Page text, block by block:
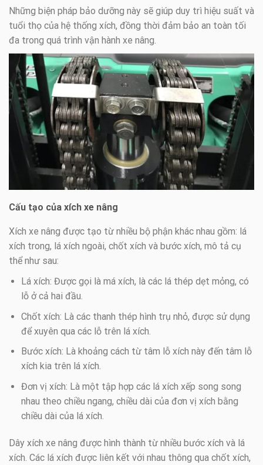
Những biện pháp bảo dưỡng này sẽ giúp duy trì hiệu suất và
tuổi thọ của hệ thống xích, đồng thời đảm bảo an toàn tối
đa trong quá trình vận hành xe nâng.
Cấu tạo của xích xe nâng
Xích xe nâng được tạo từ nhiều bộ phận khác nhau gồm: lá
xích trong, lá xích ngoài, chốt xích và bước xích, mô tả cụ
thể như sau:
Lá xích: Được gọi là má xích, là các lá thép dẹt mỏng, có
lỗ ở cả hai đầu.
Chốt xích: Là các thanh thép hình trụ nhỏ, được sử dụng
để xuyên qua các lỗ trên lá xích.
Bước xích: Là khoảng cách từ tâm lỗ xích này đến tâm lỗ
xích kia trên lá xích.
Đơn vị xích: Là một tập hợp các lá xích xếp song song
nhau theo chiều ngang, chiều dài của đơn vị xích bằng
chiều dài của lá xích.
Dây xích xe nâng được hình thành từ nhiều bước xích và lá
xích. Các lá xích được liên kết với nhau thông qua chốt xích,